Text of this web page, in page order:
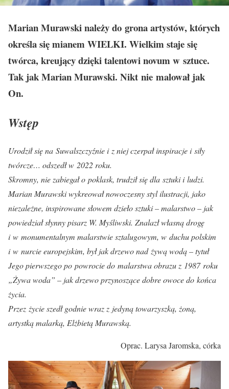
Marian Murawski należy do grona artystów, których
określa się mianem WIELKI. Wielkim staje się
twórca, kreujący dzięki talentowi novum w sztuce.
Tak jak Marian Murawski. Nikt nie malował jak
On.
Wstęp
Urodził się na Suwalszczyźnie i z niej czerpał inspiracje i siły
twórcze… odszedł w 2022 roku.
Skromny, nie zabiegał o poklask, trudził się dla sztuki i ludzi.
Marian Murawski wykreował nowoczesny styl ilustracji, jako
niezależne, inspirowane słowem dzieło sztuki – malarstwo – jak
powiedział słynny pisarz W. Myśliwski. Znalazł własną drogę
i w monumentalnym malarstwie sztalugowym, w duchu polskim
i w nurcie europejskim, był jak drzewo nad żywą wodą – tytuł
Jego pierwszego po powrocie do malarstwa obrazu z 1987 roku
„Żywa woda” – jak drzewo przynoszące dobre owoce do końca
życia.
Przez życie szedł godnie wraz z jedyną towarzyszką, żoną,
artystką malarką, Elżbietą Murawską.
Oprac. Larysa Jaromska, córka